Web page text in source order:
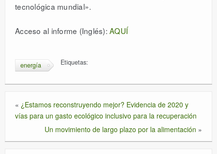
tecnológica mundial».
Acceso al informe (Inglés): AQUÍ
Etiquetas:
energía
« ¿Estamos reconstruyendo mejor? Evidencia de 2020 y
vías para un gasto ecológico inclusivo para la recuperación
Un movimiento de largo plazo por la alimentación »